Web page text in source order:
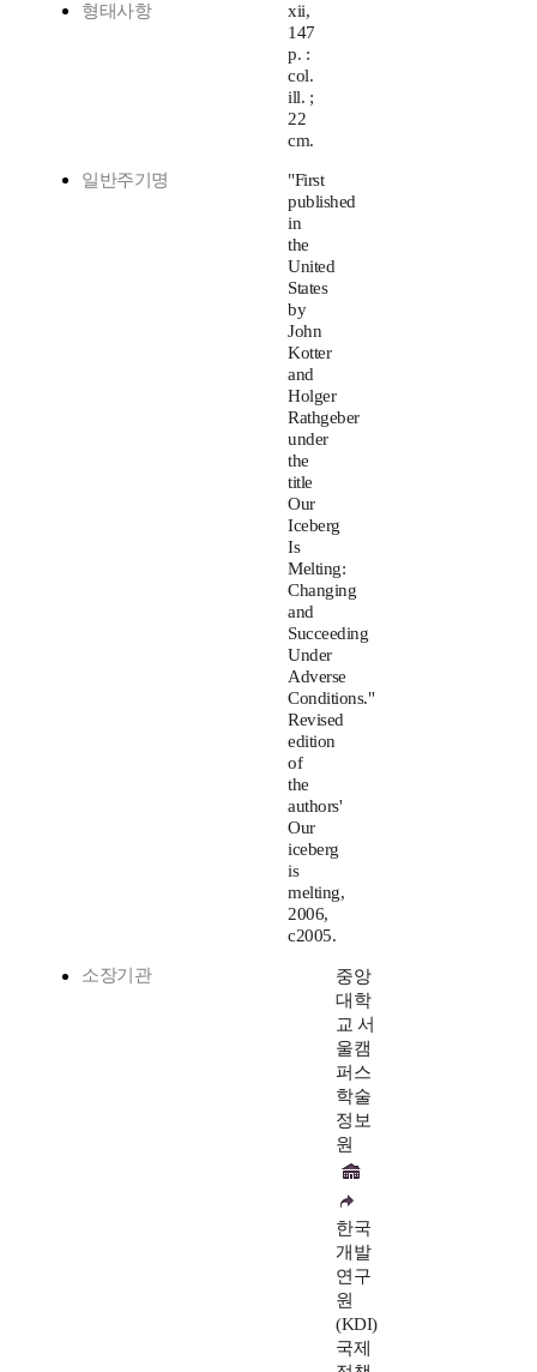
형태사항
xii,
147
p. :
col.
ill. ;
22
cm.
일반주기명
"First
published
in
the
United
States
by
John
Kotter
and
Holger
Rathgeber
under
the
title
Our
Iceberg
Is
Melting:
Changing
and
Succeeding
Under
Adverse
Conditions."
Revised
edition
of
the
authors'
Our
iceberg
is
melting,
2006,
c2005.
소장기관
중앙
대학
교 서
울캠
퍼스
학술
정보
원
한국
개발
연구
원
(KDI)
국제